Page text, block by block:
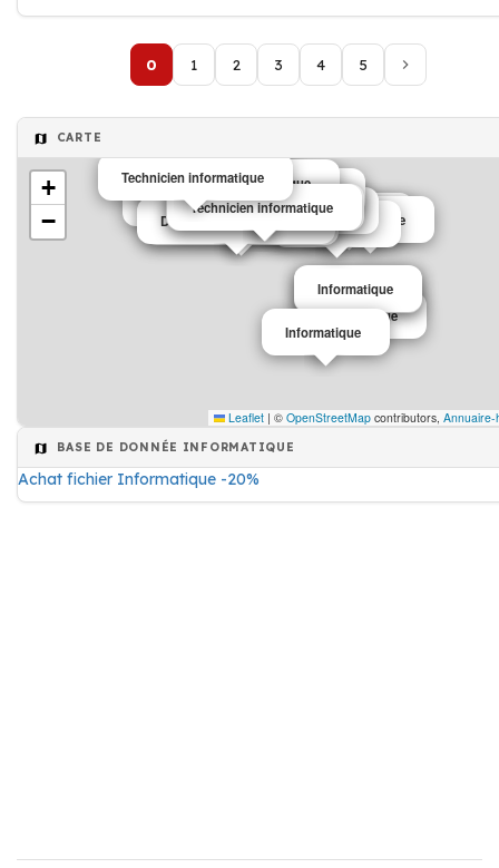
0 1 2 3 4 5
CARTE
Informatique
Informatique
Informatique
Informatique
Informatique
Informatique
Informatique
Informatique
Informatique
Informatique
Informatique
Informatique
Technicien informatique
Technicien informatique
Dépannage informatique
Technicien informatique
Dépannage informatique
Dépannage informatique
Technicien informatique
Technicien informatique
+
−
Leaflet | © OpenStreetMap contributors, Annuaire-
BASE DE DONNÉE INFORMATIQUE
Achat fichier Informatique -20%